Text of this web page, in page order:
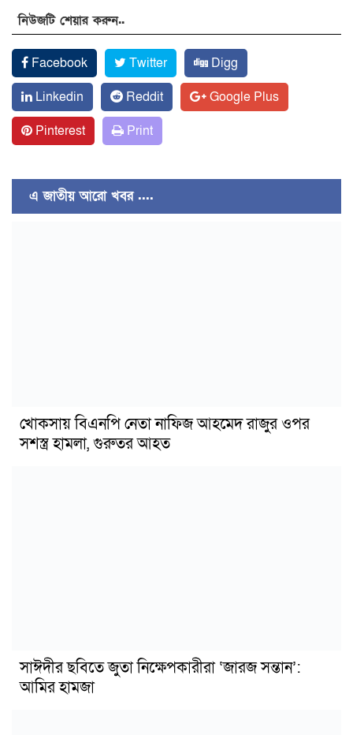
নিউজটি শেয়ার করুন..
Facebook Twitter
Digg
Linkedin
Reddit
Google Plus
Pinterest
Print
এ জাতীয় আরো খবর ....
খোকসায় বিএনপি নেতা নাফিজ আহমেদ রাজুর ওপর
সশস্ত্র হামলা, গুরুতর আহত
সাঈদীর ছবিতে জুতা নিক্ষেপকারীরা ‘জারজ সন্তান’:
আমির হামজা